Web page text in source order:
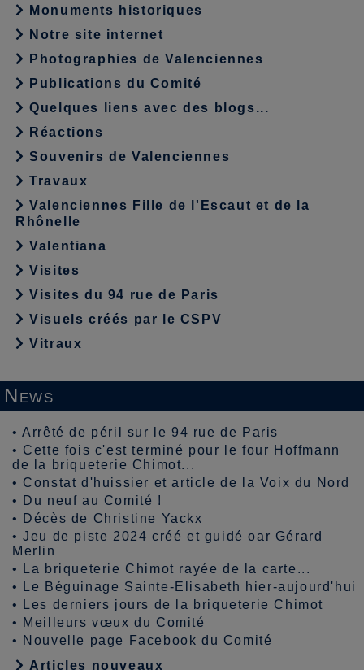
Monuments historiques
Notre site internet
Photographies de Valenciennes
Publications du Comité
Quelques liens avec des blogs...
Réactions
Souvenirs de Valenciennes
Travaux
Valenciennes Fille de l'Escaut et de la
Rhônelle
Valentiana
Visites
Visites du 94 rue de Paris
Visuels créés par le CSPV
Vitraux
News
•Arrêté de péril sur le 94 rue de Paris
• Cette fois c'est terminé pour le four Hoffmann
de la briqueterie Chimot...
• Constat d'huissier et article de la Voix du Nord
•
Du neuf au Comité !
•
Décès de Christine Yackx
•Jeu de piste 2024 créé et guidé oar Gérard
Merlin
•
La briqueterie Chimot rayée de la carte...
•
Le Béguinage Sainte-Elisabeth hier-aujourd'hui
•
Les derniers jours de la briqueterie Chimot
• Meilleurs vœux du Comité
• Nouvelle page Facebook du Comité
Articles nouveaux